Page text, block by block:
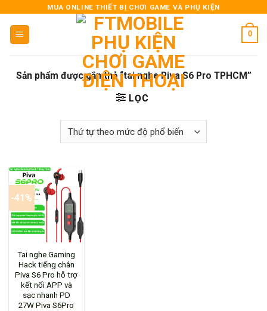
content
MUA ONLINE THIẾT BỊ CHƠI GAME VÀ PHỤ KIỆN
0
Sản phẩm được gắn thẻ “tai nghe Piva S6 Pro TPHCM”
LỌC
-41%
Tai nghe Gaming
Hack tiếng chân
Piva S6 Pro hỗ trợ
kết nối APP và
sạc nhanh PD
27W Piva S6Pro